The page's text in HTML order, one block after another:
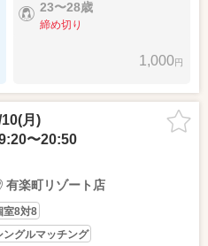
23〜28歳
締め切り
1,000円
月)
〜20:50
有楽町リゾート店
室8対8
ングルマッチング